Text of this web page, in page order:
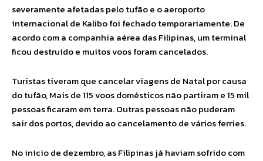
severamente afetadas pelo tufão e o aeroporto
internacional de Kalibo foi fechado temporariamente. De
acordo com a companhia aérea das Filipinas, um terminal
ficou destruído e muitos voos foram cancelados.
Turistas tiveram que cancelar viagens de Natal por causa
do tufão, Mais de 115 voos domésticos não partiram e 15 mil
pessoas ficaram em terra. Outras pessoas não puderam
sair dos portos, devido ao cancelamento de vários ferries.
No início de dezembro, as Filipinas já haviam sofrido com